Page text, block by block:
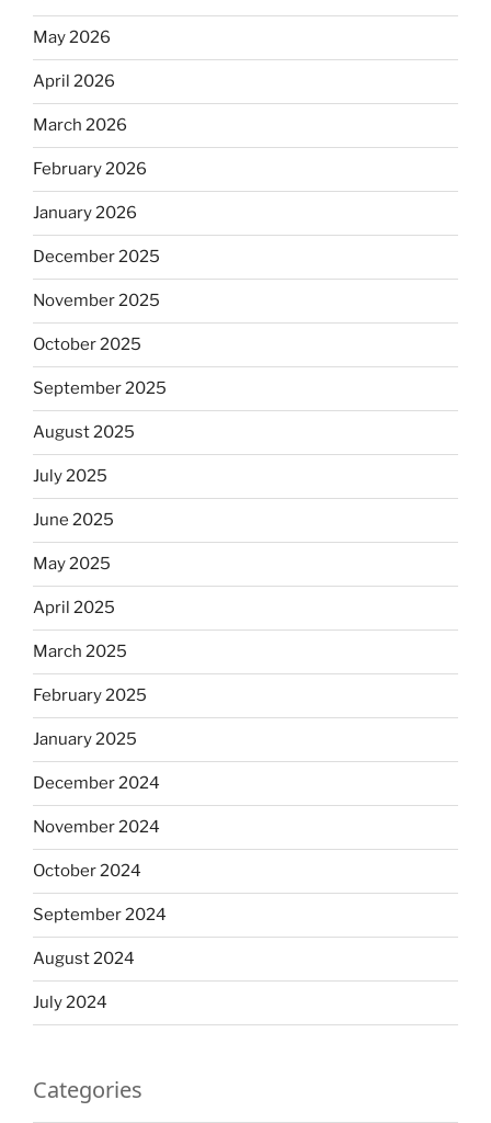
May 2026
April 2026
March 2026
February 2026
January 2026
December 2025
November 2025
October 2025
September 2025
August 2025
July 2025
June 2025
May 2025
April 2025
March 2025
February 2025
January 2025
December 2024
November 2024
October 2024
September 2024
August 2024
July 2024
Categories